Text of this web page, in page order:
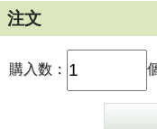
※ 焼き物のため、多少
赦くださいませ。
注文
購入数：